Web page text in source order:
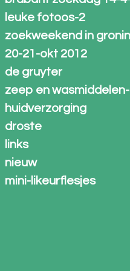
leuke fotoos-2
zoekweekend in
20-21-okt 2012
de gruyter
zeep en wasmiddelen-
huidverzorging
droste
links
nieuw
mini-likeurflesjes